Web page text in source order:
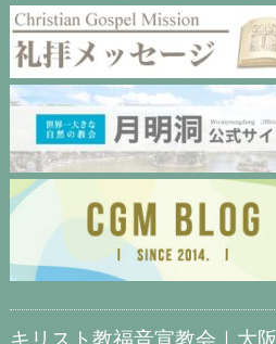
キリスト教福音宣教会｜大